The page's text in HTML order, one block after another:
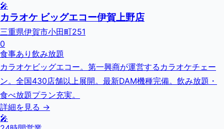
🎤
カラオケ ビッグエコー伊賀上野店
三重県伊賀市小田町251
0
食事あり 飲み放題
カラオケビッグエコー。第一興商が運営するカラオケチェー
ン。全国430店舗以上展開。最新DAM機種完備。飲み放題・
食べ放題プラン充実。
詳細を見る →
🎤